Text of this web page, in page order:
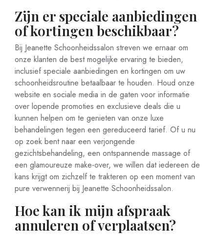
Zijn er speciale aanbiedingen
of kortingen beschikbaar?
Bij Jeanette Schoonheidssalon streven we ernaar om
onze klanten de best mogelijke ervaring te bieden,
inclusief speciale aanbiedingen en kortingen om uw
schoonheidsroutine betaalbaar te houden. Houd onze
website en sociale media in de gaten voor informatie
over lopende promoties en exclusieve deals die u
kunnen helpen om te genieten van onze luxe
behandelingen tegen een gereduceerd tarief. Of u nu
op zoek bent naar een verjongende
gezichtsbehandeling, een ontspannende massage of
een glamoureuze make-over, we willen dat iedereen de
kans krijgt om zichzelf te trakteren op een moment van
pure verwennerij bij Jeanette Schoonheidssalon.
Hoe kan ik mijn afspraak
annuleren of verplaatsen?